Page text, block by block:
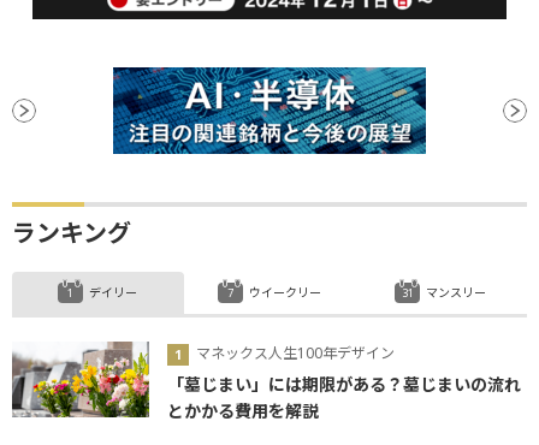
ランキング
デイリー
マネックス人生100年デザイン
「墓じまい」には期限がある？墓じまいの流れ
とかかる費用を解説
ウイークリー マンスリー